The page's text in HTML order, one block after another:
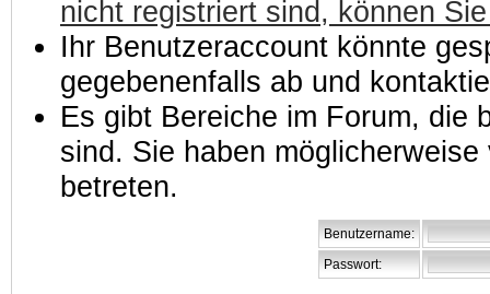
nicht registriert sind, können
Ihr Benutzeraccount könnte
gegebenenfalls ab und
Es gibt Bereiche im Forum, die
sind. Sie haben
betreten.
Benutzername:
Passwort: